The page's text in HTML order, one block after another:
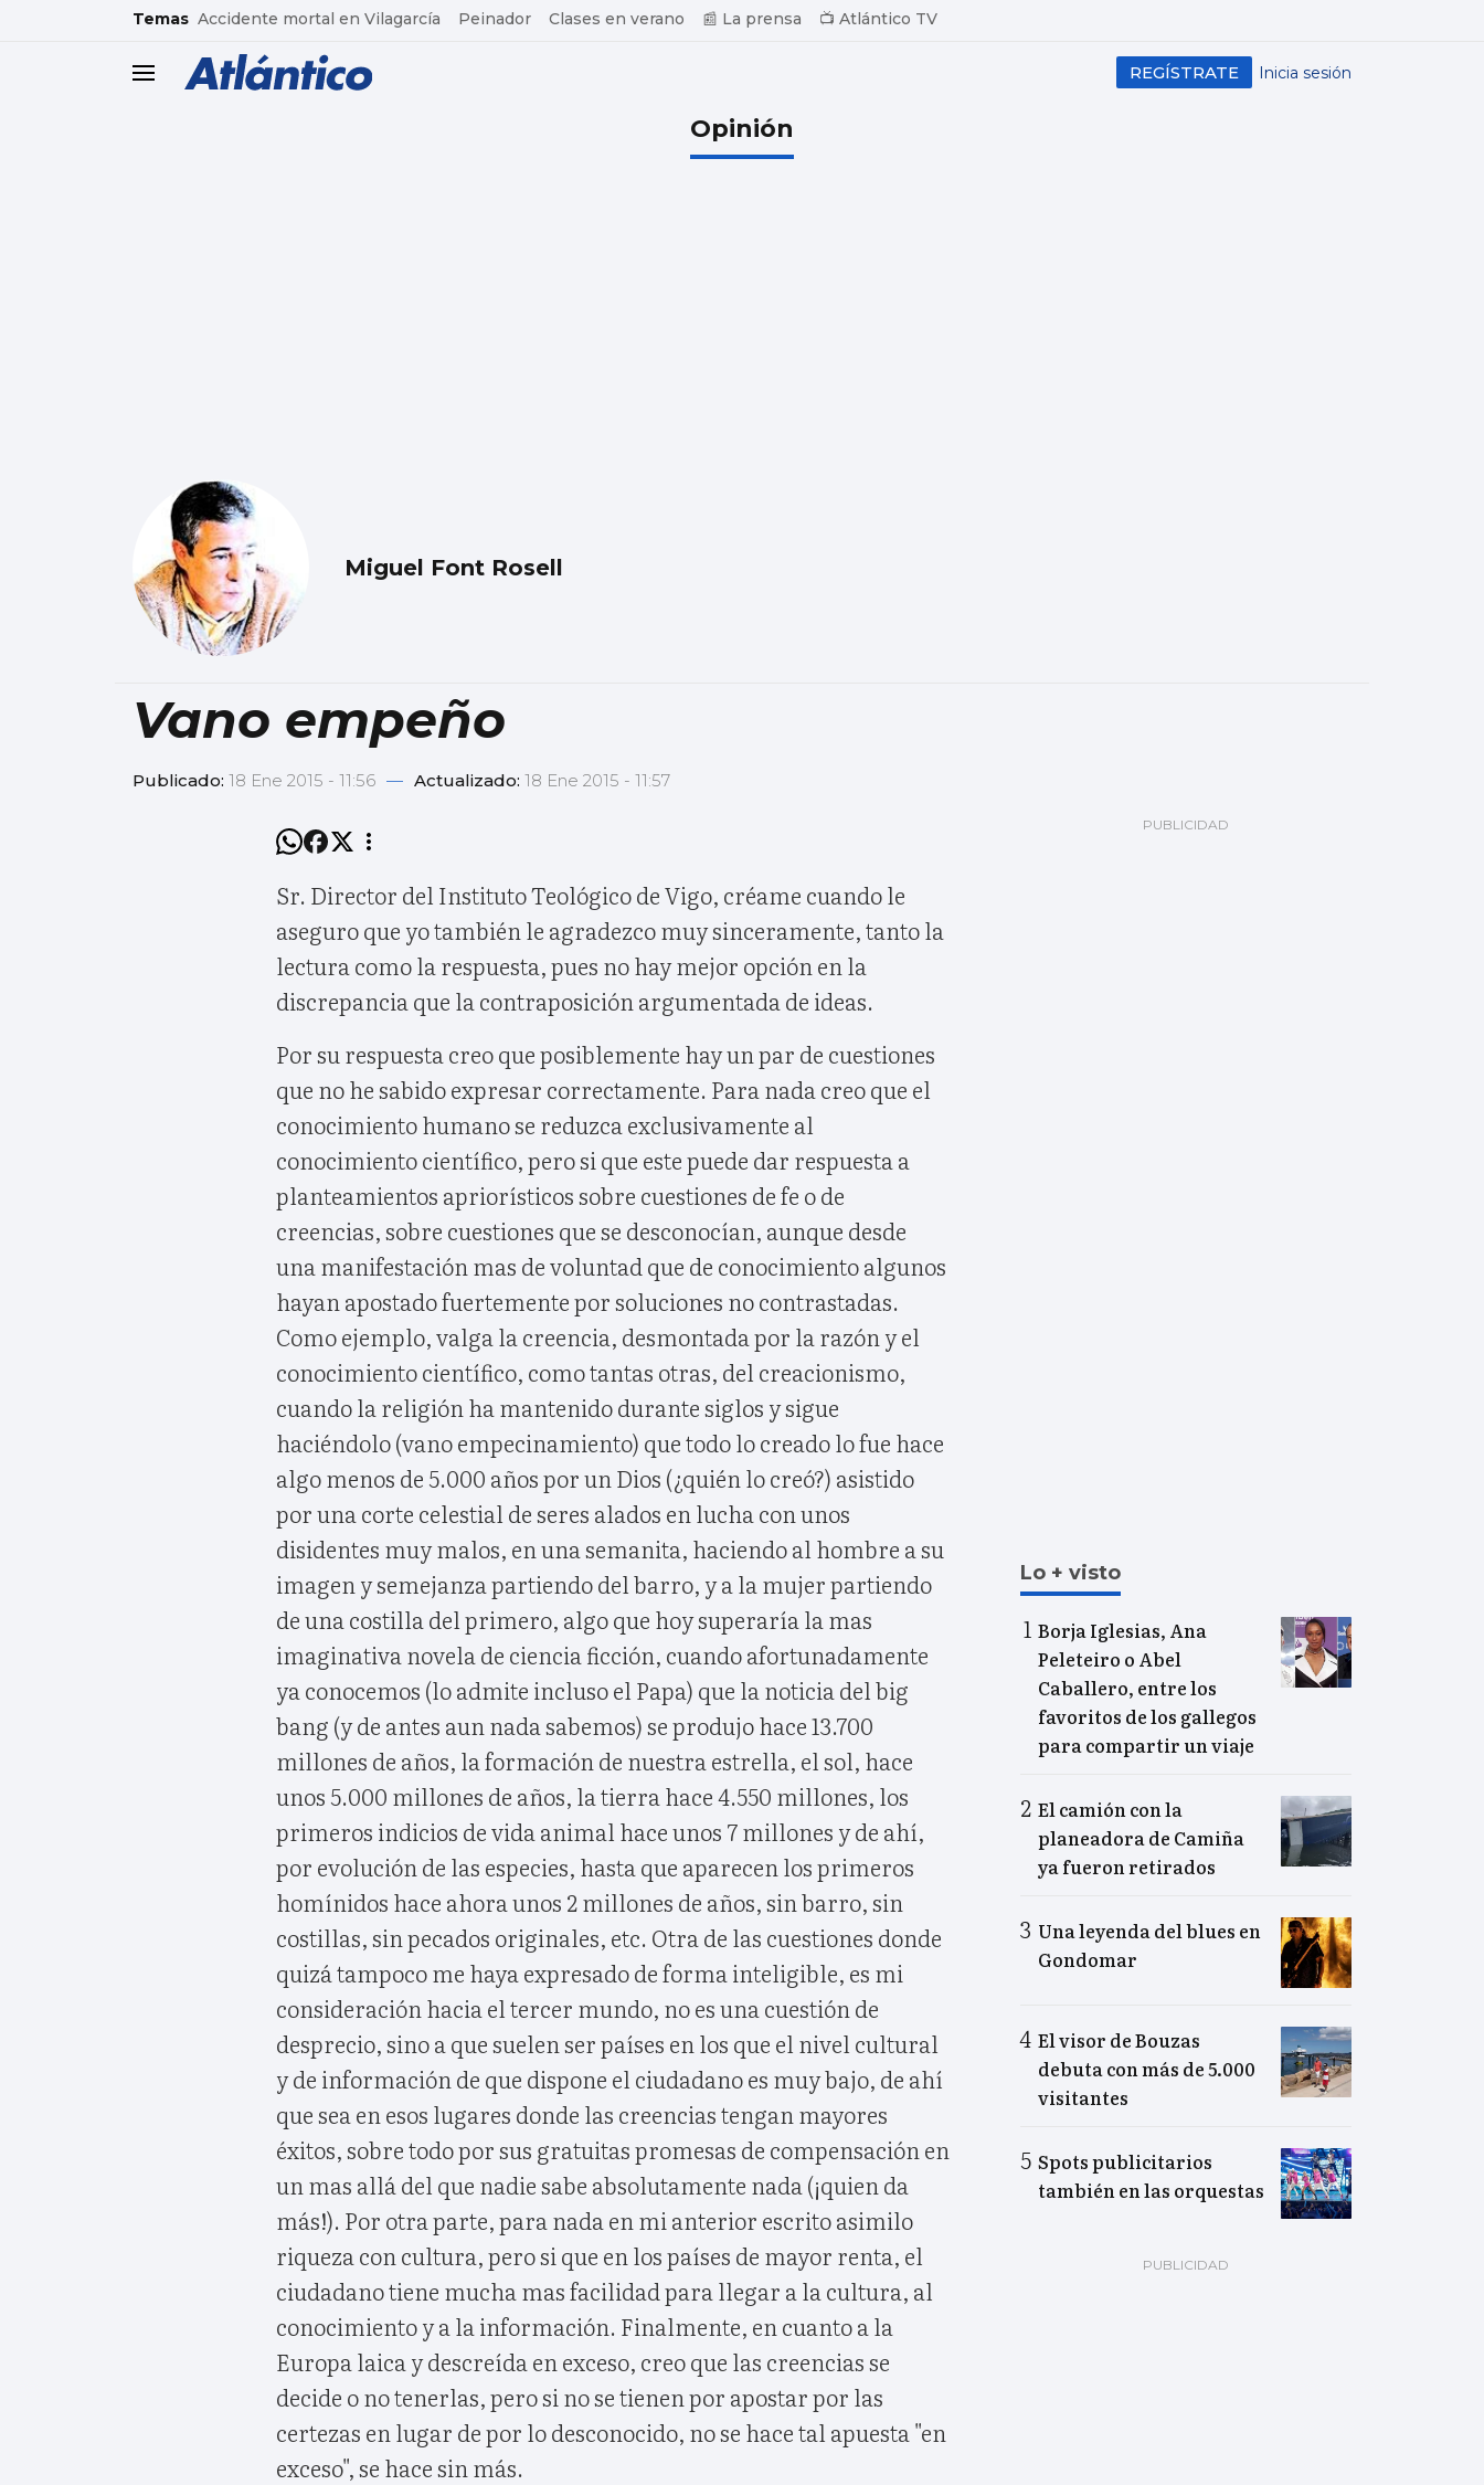
common.go-to-content
Temas Accidente mortal en Vilagarcía Peinador Clases en verano 📰 La prensa 📺 Atlántico TV
header.menu.open Inicia sesión
REGÍSTRATE
Opinión
Miguel Font Rosell
Vano empeño
Publicado: 18 Ene 2015 - 11:56 — Actualizado: 18 Ene 2015 - 11:57
Sr. Director del Instituto Teológico de Vigo, créame cuando le
aseguro que yo también le agradezco muy sinceramente, tanto la
lectura como la respuesta, pues no hay mejor opción en la
discrepancia que la contraposición argumentada de ideas.
Por su respuesta creo que posiblemente hay un par de cuestiones
que no he sabido expresar correctamente. Para nada creo que el
conocimiento humano se reduzca exclusivamente al
conocimiento científico, pero si que este puede dar respuesta a
planteamientos apriorísticos sobre cuestiones de fe o de
creencias, sobre cuestiones que se desconocían, aunque desde
una manifestación mas de voluntad que de conocimiento algunos
hayan apostado fuertemente por soluciones no contrastadas.
Como ejemplo, valga la creencia, desmontada por la razón y el
conocimiento científico, como tantas otras, del creacionismo,
cuando la religión ha mantenido durante siglos y sigue
haciéndolo (vano empecinamiento) que todo lo creado lo fue hace
algo menos de 5.000 años por un Dios (¿quién lo creó?) asistido
por una corte celestial de seres alados en lucha con unos
disidentes muy malos, en una semanita, haciendo al hombre a su
imagen y semejanza partiendo del barro, y a la mujer partiendo
de una costilla del primero, algo que hoy superaría la mas
imaginativa novela de ciencia ficción, cuando afortunadamente
ya conocemos (lo admite incluso el Papa) que la noticia del big
bang (y de antes aun nada sabemos) se produjo hace 13.700
millones de años, la formación de nuestra estrella, el sol, hace
unos 5.000 millones de años, la tierra hace 4.550 millones, los
primeros indicios de vida animal hace unos 7 millones y de ahí,
por evolución de las especies, hasta que aparecen los primeros
homínidos hace ahora unos 2 millones de años, sin barro, sin
costillas, sin pecados originales, etc. Otra de las cuestiones donde
quizá tampoco me haya expresado de forma inteligible, es mi
consideración hacia el tercer mundo, no es una cuestión de
desprecio, sino a que suelen ser países en los que el nivel cultural
y de información de que dispone el ciudadano es muy bajo, de ahí
que sea en esos lugares donde las creencias tengan mayores
éxitos, sobre todo por sus gratuitas promesas de compensación en
un mas allá del que nadie sabe absolutamente nada (¡quien da
más!). Por otra parte, para nada en mi anterior escrito asimilo
riqueza con cultura, pero si que en los países de mayor renta, el
ciudadano tiene mucha mas facilidad para llegar a la cultura, al
conocimiento y a la información. Finalmente, en cuanto a la
Europa laica y descreída en exceso, creo que las creencias se
decide o no tenerlas, pero si no se tienen por apostar por las
certezas en lugar de por lo desconocido, no se hace tal apuesta "en
exceso", se hace sin más.
Lo + visto
Borja Iglesias, Ana
Peleteiro o Abel
Caballero, entre los
favoritos de los gallegos
para compartir un viaje
El camión con la
planeadora de Camiña
ya fueron retirados
Una leyenda del blues en
Gondomar
El visor de Bouzas
debuta con más de 5.000
visitantes
Spots publicitarios
también en las orquestas